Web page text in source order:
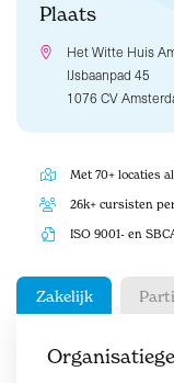
Plaats
Het Witte Huis
IJsbaanpad 45
1076 CV
Met 70+ locaties
26k+ cursisten
ISO 9001- en
Zakelijk